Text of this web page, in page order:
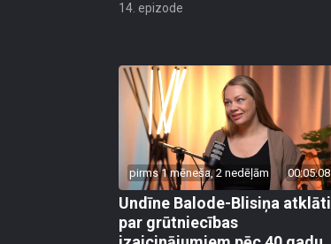
14. epizode
pirms 1 mēneša, 2 nedēļām 00:05:08
Undīne Balode-Blisiņa atklāti
par grūtniecības